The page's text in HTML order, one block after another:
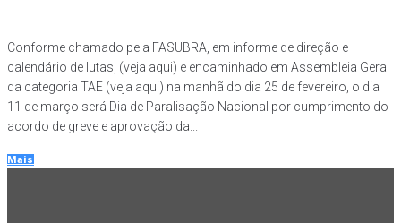
Conforme chamado pela FASUBRA, em informe de direção e
calendário de lutas, (veja aqui) e encaminhado em Assembleia Geral
da categoria TAE (veja aqui) na manhã do dia 25 de fevereiro, o dia
11 de março será Dia de Paralisação Nacional por cumprimento do
acordo de greve e aprovação da...
Mais